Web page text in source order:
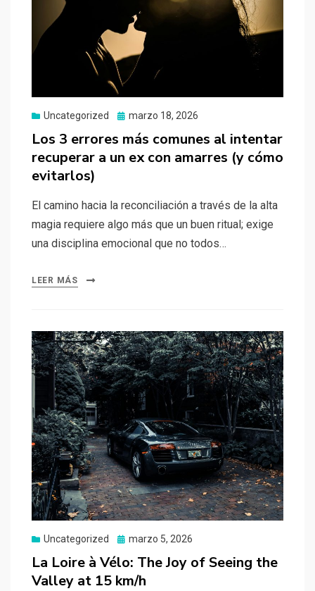
Uncategorized
Publicado
marzo 18, 2026
Los 3 errores más comunes al intentar
recuperar a un ex con amarres (y cómo
evitarlos)
El camino hacia la reconciliación a través de la alta
magia requiere algo más que un buen ritual; exige
una disciplina emocional que no todos…
LEER MÁS
Uncategorized
Publicado
marzo 5, 2026
La Loire à Vélo: The Joy of Seeing the
Valley at 15 km/h